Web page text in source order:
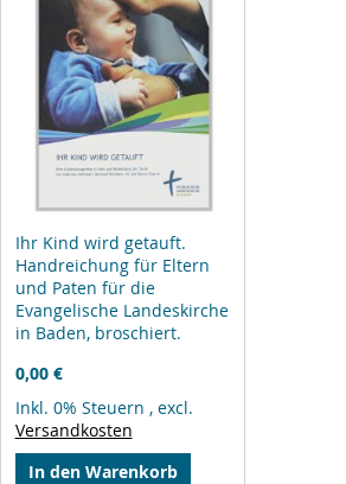
Ihr Kind wird getauft.
Handreichung für Eltern
und Paten für die
Evangelische Landeskirche
in Baden, broschiert.
0,00 €
Inkl. 0% Steuern , excl.
Versandkosten
In den Warenkorb